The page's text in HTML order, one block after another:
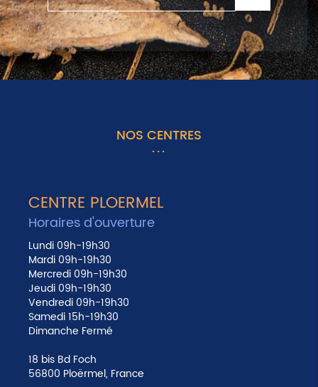
NOS CENTRES
CENTRE PLOERMEL
Horaires d'ouverture
Lundi 09h-19h30
Mardi 09h-19h30
Mercredi 09h-19h30
Jeudi 09h-19h30
Vendredi 09h-19h30
Samedi 15h-19h30
Dimanche Fermé
18 bis Bd Foch
56800 Ploërmel, France